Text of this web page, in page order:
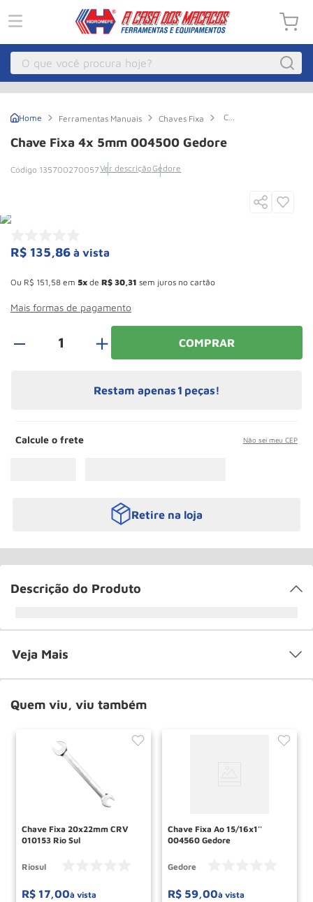
O que você procura hoje?
Ferramentas Manuais Chaves Fixa
Chave
4x
5mm
Chave Fixa 4x 5mm 004500 Gedore
135700270057Ver descriçãoGedore
R$ 135,86 à vista
Ou R$ 151 58 em 5 de R$ 30 31 sem juros no cartão
Mais formas de pagamento
＋ COMPRAR
Restam apenas 1 peças!
Calcule o frete Não sei meu CEP
Retire na loja
Descrição do Produto
Veja Mais
Quem viu, viu também
Chave Fixa 20x22mm CRV
010153 Rio Sul
Riosul
R$ 17,00à vista
Chave Fixa Ao 15/16x1''
004560 Gedore
Gedore
R$ 59,00à vista
º Macaco Hidraulico
4º Macaco Jacare
7 Macaco